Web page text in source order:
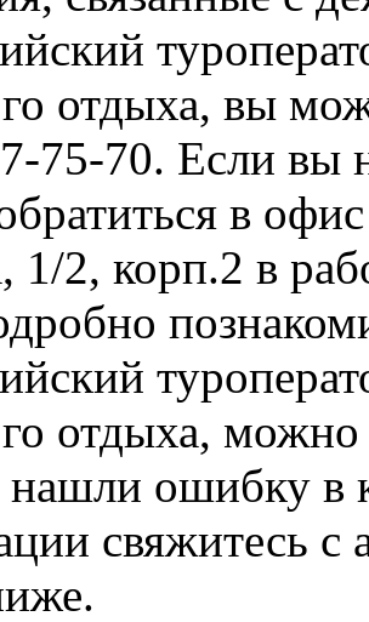
отдыха, вы
75-70. Если вы
в
1/2, корп.2 в
отдыха,
ошибку в
свяжитесь